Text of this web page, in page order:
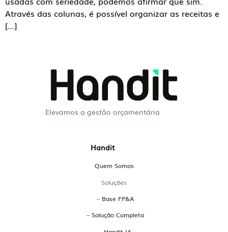
Através das colunas, é possível organizar as receitas e
[…]
Elevamos a gestão orçamentária
Perguntas Frequentes
sobre a Handit
O que é uma plataforma EPM?
Trata-se de uma plataforma que integra planejamento,
Handit
Quem Somos
Soluções
– Base FP&A
–Solução Completa